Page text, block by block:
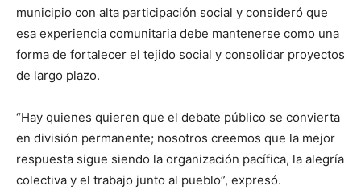
municipio con alta participación social y consideró que
esa experiencia comunitaria debe mantenerse como una
forma de fortalecer el tejido social y consolidar proyectos
de largo plazo.
“Hay quienes quieren que el debate público se convierta
en división permanente; nosotros creemos que la mejor
respuesta sigue siendo la organización pacífica, la alegría
colectiva y el trabajo junto al pueblo”, expresó.